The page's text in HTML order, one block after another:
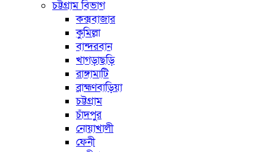
চট্টগ্রাম বিভাগ
কক্সবাজার
কুমিল্লা
বান্দরবান
খাগড়াছড়ি
রাঙ্গামাটি
ব্রাহ্মণবাড়িয়া
চট্টগ্রাম
চাঁদপুর
নোয়াখালী
ফেনী